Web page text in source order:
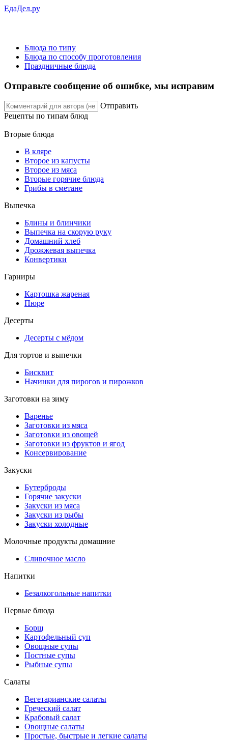
ЕдаДел.ру
Блюда по типу
Блюда по способу проготовления
Праздничные блюда
Отправьте сообщение об ошибке, мы исправим
Отправить
Рецепты по типам блюд
Вторые блюда
В кляре
Второе из капусты
Второе из мяса
Вторые горячие блюда
Грибы в сметане
Выпечка
Блины и блинчики
Выпечка на скорую руку
Домашний хлеб
Дрожжевая выпечка
Конвертики
Гарниры
Картошка жареная
Пюре
Десерты
Десерты с мёдом
Для тортов и выпечки
Бисквит
Начинки для пирогов и пирожков
Заготовки на зиму
Варенье
Заготовки из мяса
Заготовки из овощей
Заготовки из фруктов и ягод
Консервирование
Закуски
Бутерброды
Горячие закуски
Закуски из мяса
Закуски из рыбы
Закуски холодные
Молочные продукты домашние
Сливочное масло
Напитки
Безалкогольные напитки
Первые блюда
Борщ
Картофельный суп
Овощные супы
Постные супы
Рыбные супы
Салаты
Вегетарианские салаты
Греческий салат
Крабовый салат
Овощные салаты
Простые, быстрые и легкие салаты